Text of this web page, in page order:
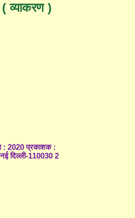
( व्याकरण )
: 2020 प्रकाशक :
दिल्ली-110030 2